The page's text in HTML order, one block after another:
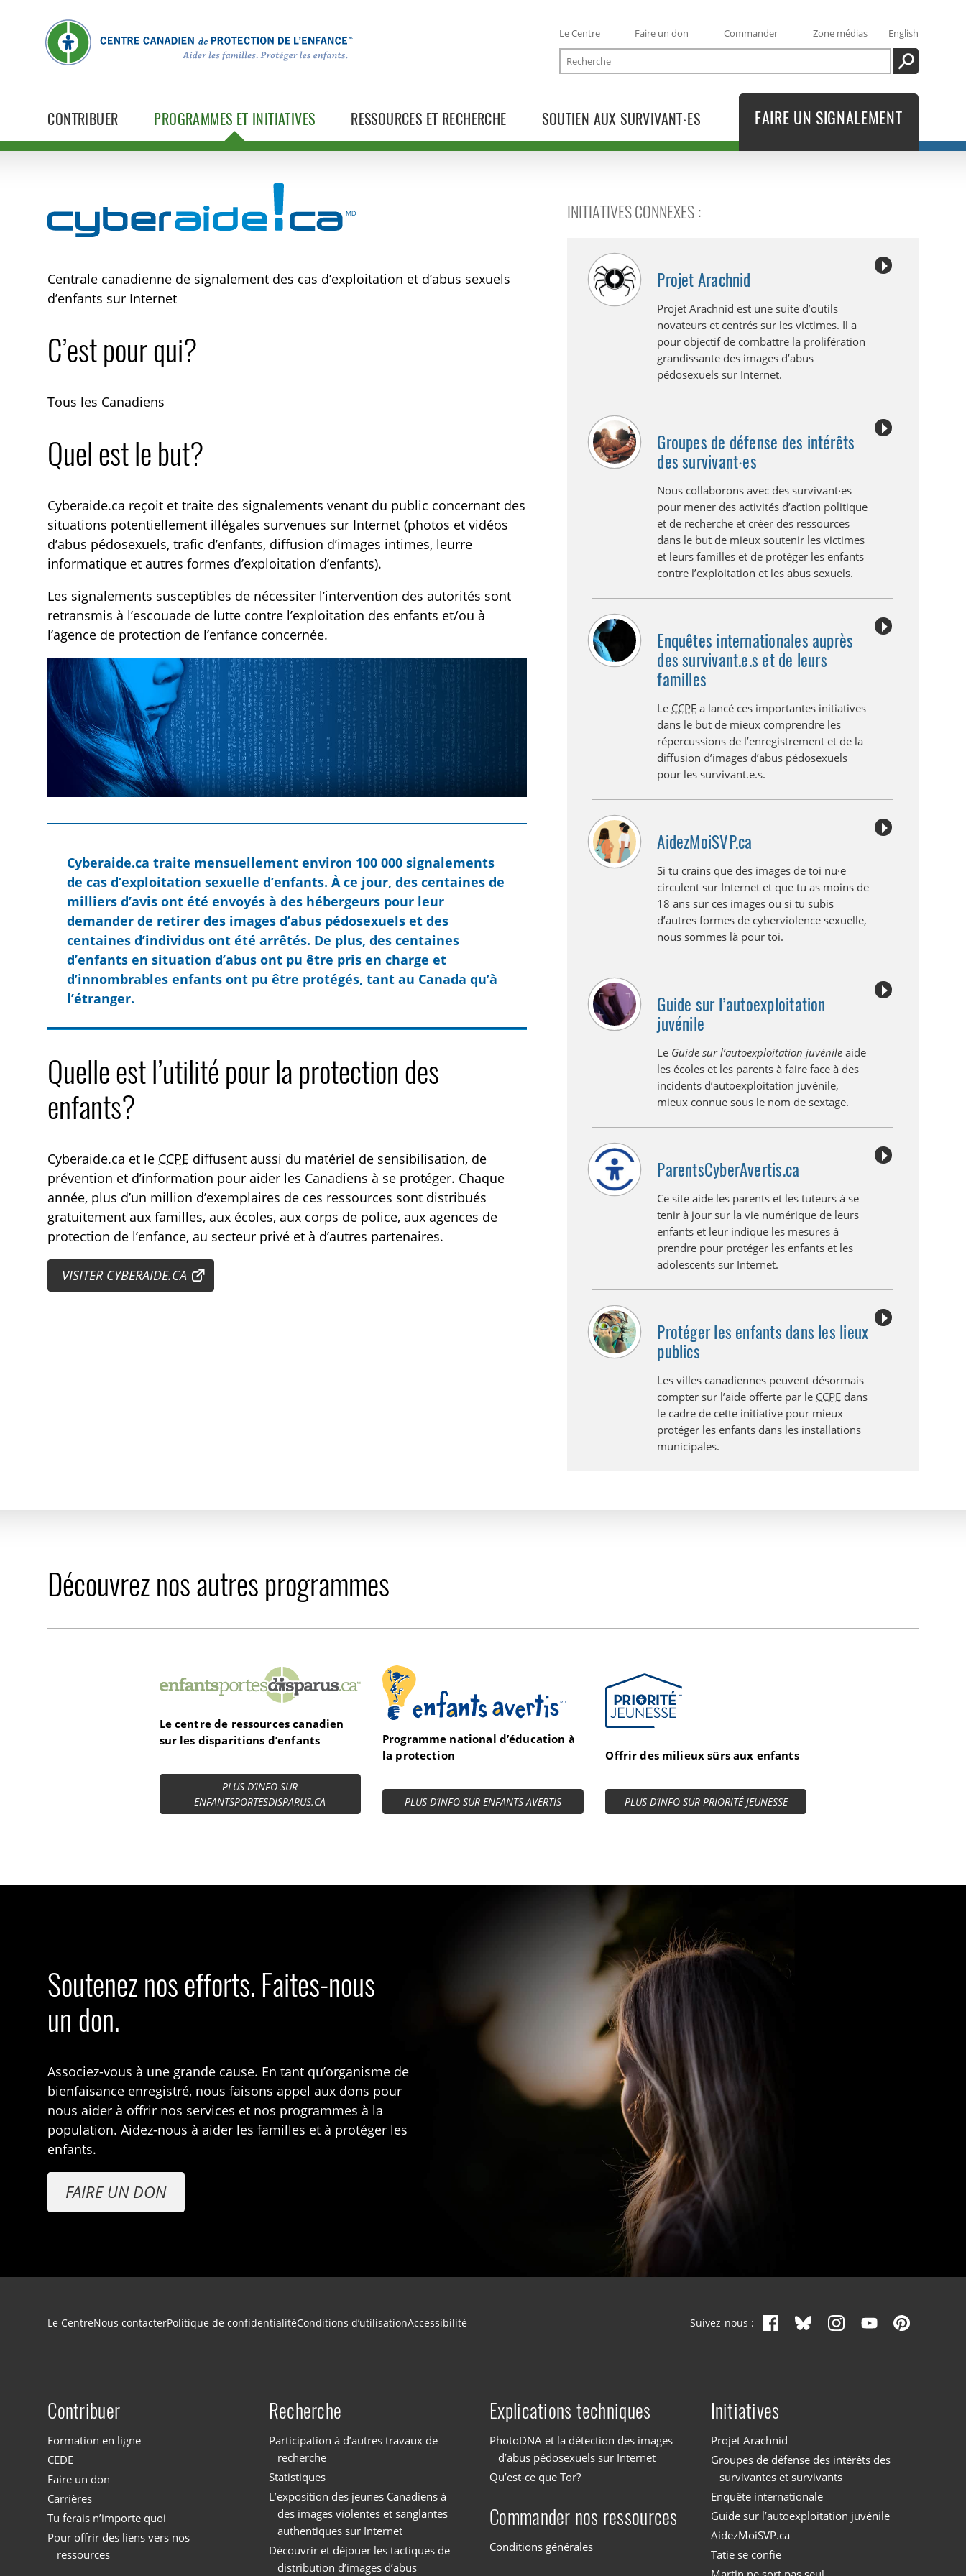
CONTRIBUER PROGRAMMES ET INITIATIVES RESSOURCES ET RECHERCHE SOUTIEN AUX SURVIVANT·ES
Le Centre Faire un don Commander Zone médias
English
Recherche
RECHERCHE
FAIRE UN SIGNALEMENT
Cyberaide.ca
Centrale canadienne de signalement des cas d’exploitation et d’abus sexuels
d’enfants sur Internet
C’est pour qui?
Tous les Canadiens
Quel est le but?
Cyberaide.ca reçoit et traite des signalements venant du public concernant des
situations potentiellement illégales survenues sur Internet (photos et vidéos
d’abus pédosexuels, trafic d’enfants, diffusion d’images intimes, leurre
informatique et autres formes d’exploitation d’enfants).
Les signalements susceptibles de nécessiter l’intervention des autorités sont
retransmis à l’escouade de lutte contre l’exploitation des enfants et/ou à
l’agence de protection de l’enfance concernée.
Cyberaide.ca traite mensuellement environ 100 000 signalements
de cas d’exploitation sexuelle d’enfants. À ce jour, des centaines de
milliers d’avis ont été envoyés à des hébergeurs pour leur
demander de retirer des images d’abus pédosexuels et des
centaines d’individus ont été arrêtés. De plus, des centaines
d’enfants en situation d’abus ont pu être pris en charge et
d’innombrables enfants ont pu être protégés, tant au Canada qu’à
l’étranger.
Quelle est l’utilité pour la protection des
enfants?
Cyberaide.ca et le CCPE diffusent aussi du matériel de sensibilisation, de
prévention et d’information pour aider les Canadiens à se protéger. Chaque
année, plus d’un million d’exemplaires de ces ressources sont distribués
gratuitement aux familles, aux écoles, aux corps de police, aux agences de
protection de l’enfance, au secteur privé et à d’autres partenaires.
VISITER CYBERAIDE.CA
INITIATIVES CONNEXES :
Projet Arachnid
Projet Arachnid est une suite d’outils
novateurs et centrés sur les victimes. Il a
pour objectif de combattre la prolifération
grandissante des images d’abus
pédosexuels sur Internet.
Groupes de défense des intérêts
des survivant·es
Nous collaborons avec des survivant·es
pour mener des activités d’action politique
et de recherche et créer des ressources
dans le but de mieux soutenir les victimes
et leurs familles et de protéger les enfants
contre l’exploitation et les abus sexuels.
Enquêtes internationales auprès
des survivant.e.s et de leurs
familles
Le CCPE a lancé ces importantes initiatives
dans le but de mieux comprendre les
répercussions de l’enregistrement et de la
diffusion d’images d’abus pédosexuels
pour les survivant.e.s.
AidezMoiSVP.ca
Si tu crains que des images de toi nu·e
circulent sur Internet et que tu as moins de
18 ans sur ces images ou si tu subis
d’autres formes de cyberviolence sexuelle,
nous sommes là pour toi.
Guide sur l’autoexploitation
juvénile
Le Guide sur l’autoexploitation juvénile aide
les écoles et les parents à faire face à des
incidents d’autoexploitation juvénile,
mieux connue sous le nom de sextage.
ParentsCyberAvertis.ca
Ce site aide les parents et les tuteurs à se
tenir à jour sur la vie numérique de leurs
enfants et leur indique les mesures à
prendre pour protéger les enfants et les
adolescents sur Internet.
Protéger les enfants dans les lieux
publics
Les villes canadiennes peuvent désormais
compter sur l’aide offerte par le CCPE dans
le cadre de cette initiative pour mieux
protéger les enfants dans les installations
municipales.
Découvrez nos autres programmes
EnfantsPortesDisparus.ca
Le centre de ressources canadien
sur les disparitions d’enfants
PLUS D’INFO SUR
ENFANTSPORTESDISPARUS.CA
Enfants avertis
Programme national d’éducation à
la protection
PLUS D’INFO SUR ENFANTS AVERTIS
Priorité Jeunesse
Offrir des milieux sûrs aux enfants
PLUS D’INFO SUR PRIORITÉ JEUNESSE
Soutenez nos efforts. Faites-nous
un don.
Associez-vous à une grande cause. En tant qu’organisme de
bienfaisance enregistré, nous faisons appel aux dons pour
nous aider à offrir nos services et nos programmes à la
population. Aidez-nous à aider les familles et à protéger les
enfants.
FAIRE UN DON
Navigation du pied de page
Le CentreNous contacterPolitique de confidentialitéConditions d’utilisationAccessibilité Suivez-nous :
Site menu
Contribuer
Formation en ligne
CEDE
Faire un don
Carrières
Tu ferais n’importe quoi
Pour offrir des liens vers nos
ressources
Recherche
Participation à d’autres travaux de
recherche
Statistiques
L’exposition des jeunes Canadiens à
des images violentes et sanglantes
authentiques sur Internet
Découvrir et déjouer les tactiques de
distribution d’images d’abus
Explications techniques
PhotoDNA et la détection des images
d’abus pédosexuels sur Internet
Qu’est-ce que Tor?
Commander nos ressources
Conditions générales
Initiatives
Projet Arachnid
Groupes de défense des intérêts des
survivantes et survivants
Enquête internationale
Guide sur l’autoexploitation juvénile
AidezMoiSVP.ca
Tatie se confie